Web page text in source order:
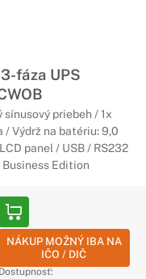
fáza UPS
priebeh / 1x
/ Výdrž na batériu: 9,0
panel / USB / RS232
Edition
NÁKUP MOŽNÝ IBA NA
IČO / DIČ
Dostupnosť: